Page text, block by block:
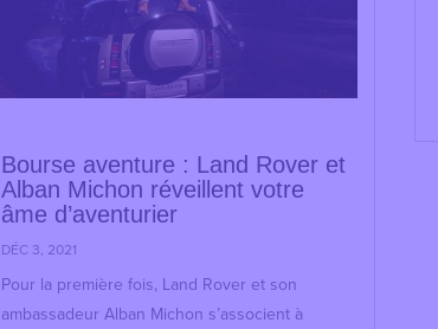
Bourse aventure : Land Rover et
Alban Michon réveillent votre
âme d’aventurier
DÉC 3, 2021
Pour la première fois, Land Rover et son
ambassadeur Alban Michon s’associent à